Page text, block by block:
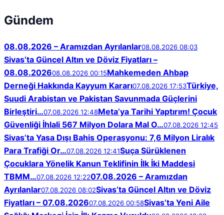
Gündem
08.08.2026 – Aramızdan Ayrılanlar08.08.2026 08:03
Sivas’ta Güncel Altın ve Döviz Fiyatları –
08.08.202608.08.2026 00:15Mahkemeden Ahbap
Derneği Hakkında Kayyum Kararı07.08.2026 17:53Türkiye,
Suudi Arabistan ve Pakistan Savunmada Güçlerini
Birleştiri…07.08.2026 12:48Meta’ya Tarihi Yaptırım! Çocuk
Güvenliği İhlali 567 Milyon Dolara Mal O…07.08.2026 12:45
Sivas’ta Yasa Dışı Bahis Operasyonu: 7,6 Milyon Liralık
Para Trafiği Or…07.08.2026 12:41Suça Sürüklenen
Çocuklara Yönelik Kanun Teklifinin İlk İki Maddesi
TBMM…07.08.2026 12:2207.08.2026 – Aramızdan
Ayrılanlar07.08.2026 08:02Sivas’ta Güncel Altın ve Döviz
Fiyatları – 07.08.202607.08.2026 00:58Sivas’ta Yeni Aile